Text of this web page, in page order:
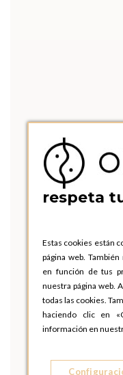
respeta
Estas cookies están
página web.
en función de tus
nuestra página web.
todas las cookies.
haciendo clic en
información en